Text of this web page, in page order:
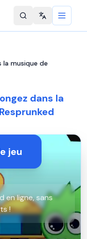
Change
la musique de
dans la
jeu
en ligne, sans
!